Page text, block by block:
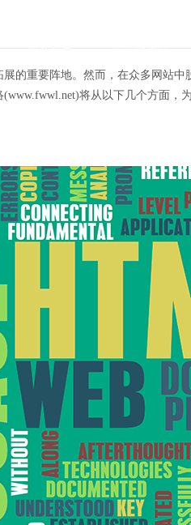
服务范围 我们的作品
量密码，赋
的重要阵地。然而，在众多网站
将从以下几个方面，